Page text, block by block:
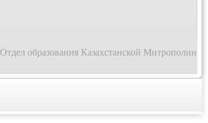
Отдел образования Казахстанской Митрополии